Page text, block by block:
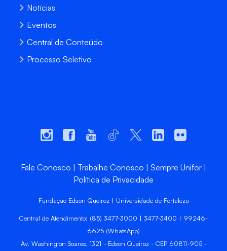
Notícias
Eventos
Central de Conteúdo
Processo Seletivo
Fale Conosco Trabalhe Conosco
Sempre Unifor
Política de Privacidade
Fundação Edson Queiroz | Universidade de Fortaleza
Central de Atendimento: (85) 3477-3000 | 3477-3400 | 99246-
6625 (WhatsApp)
Av. Washington Soares, 1321 - Edson Queiroz - CEP 60811-905 -